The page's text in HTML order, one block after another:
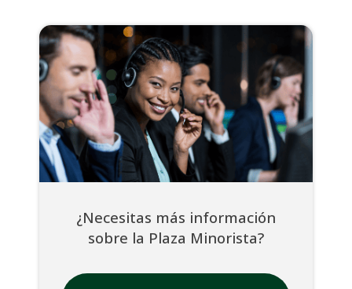
¿Necesitas más información
sobre la Plaza Minorista?